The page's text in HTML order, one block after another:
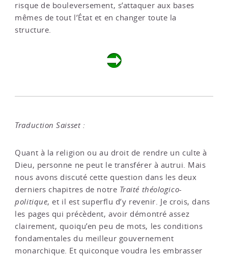
risque de bouleversement, s’attaquer aux bases
mêmes de tout l’État et en changer toute la
structure.
Traduction Saisset :
Quant à la religion ou au droit de rendre un culte à
Dieu, personne ne peut le transférer à autrui. Mais
nous avons discuté cette question dans les deux
derniers chapitres de notre Traité théologico-
politique, et il est superflu d’y revenir. Je crois, dans
les pages qui précèdent, avoir démontré assez
clairement, quoiqu’en peu de mots, les conditions
fondamentales du meilleur gouvernement
monarchique. Et quiconque voudra les embrasser